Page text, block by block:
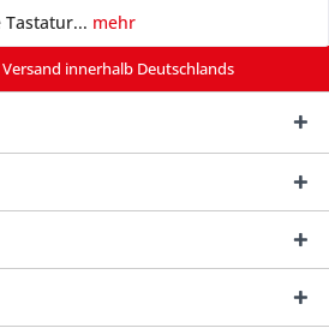
Tastatur... mehr
innerhalb Deutschlands